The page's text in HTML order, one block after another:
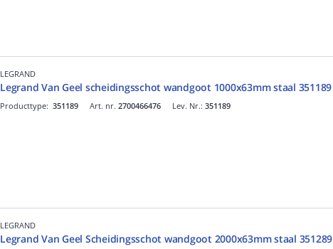
LEGRAND
Legrand Van Geel scheidingsschot wandgoot 1000x63mm staal 351189
Art. nr. 2700466476
Producttype: 351189 Lev. Nr.: 351189
LEGRAND
Legrand Van Geel Scheidingsschot wandgoot 2000x63mm staal 351289